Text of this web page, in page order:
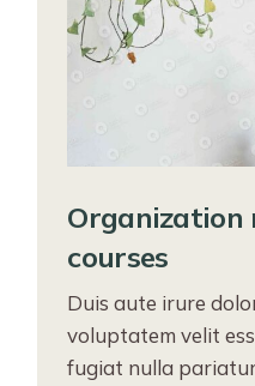
Organization
courses
Duis aute irure
voluptatem velit
fugiat nulla